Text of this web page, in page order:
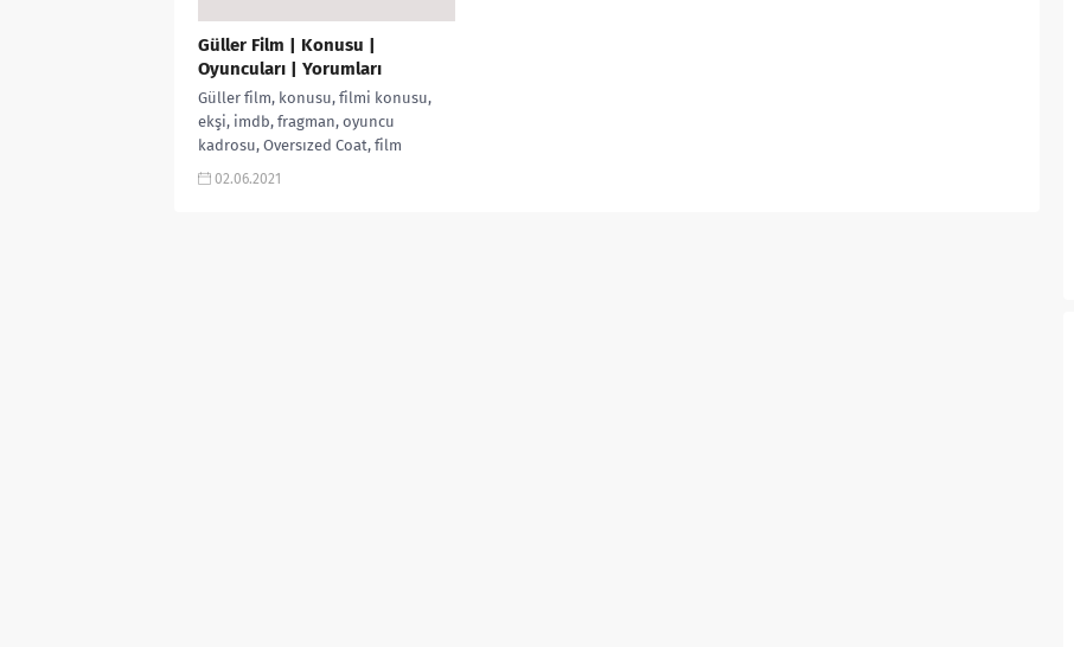
Güller Film | Konusu |
Oyuncuları | Yorumları
Güller film, konusu, filmi konusu,
ekşi, imdb, fragman, oyuncu
kadrosu, Oversızed Coat, film
müziği, 2013, film yorumları, izle gibi
02.06.2021